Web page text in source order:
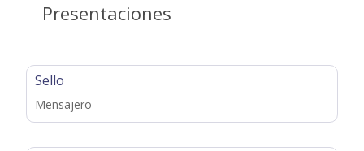
Presentaciones
Sello
Mensajero